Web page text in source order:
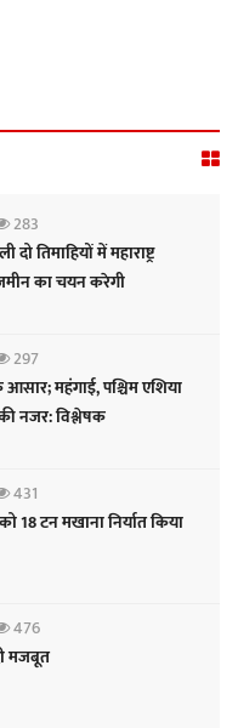
283
तिमाहियों में महाराष्ट्र
का चयन करेगी
297
महंगाई, पश्चिम एशिया
नजर: विश्लेषक
431
18 टन मखाना निर्यात किया
476
मजबूत